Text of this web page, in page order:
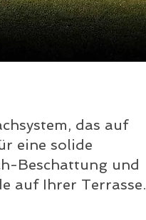
das auf
eine solide
Beschattung und
auf Ihrer Terrasse.